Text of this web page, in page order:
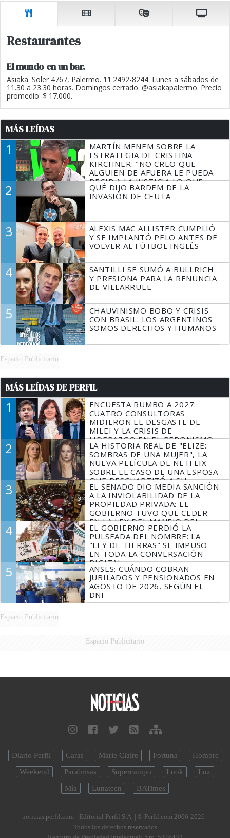
Restaurantes
El mundo en un bar.
Asiaka. Soler 4767, Palermo. 11.2492-8244. Lunes a sábados de
11.30 a 23.30 horas. Domingos cerrado. @asiakapalermo. Precio
promedio: $ 17.000.
MÁS LEÍDAS
1
MARTÍN MENEM SOBRE LA
ESTRATEGIA DE CRISTINA
KIRCHNER: "NO CREO QUE
ALGUIEN DE AFUERA LE PUEDA
DECIR A LA JUSTICIA LO QUE
TIENE QUE HACER"
2
QUÉ DIJO BARDEM DE LA
INVASIÓN DE CEUTA
3
ALEXIS MAC ALLISTER CUMPLIÓ
Y SE IMPLANTÓ PELO ANTES DE
VOLVER AL FÚTBOL INGLÉS
4
SANTILLI SE SUMÓ A BULLRICH
Y PRESIONA PARA LA RENUNCIA
DE VILLARRUEL
5
CHAUVINISMO BOBO Y CRISIS
CON BRASIL: LOS ARGENTINOS
SOMOS DERECHOS Y HUMANOS
Espacio Publicitario
MÁS LEÍDAS DE PERFIL
1
ENCUESTA RUMBO A 2027:
CUATRO CONSULTORAS
MIDIERON EL DESGASTE DE
MILEI Y LA CRISIS DE
LIDERAZGO EN EL PERONISMO
2
LA HISTORIA REAL DE "ELIZE:
SOMBRAS DE UNA MUJER", LA
NUEVA PELÍCULA DE NETFLIX
SOBRE EL CASO DE UNA ESPOSA
QUE DESCUARTIZÓ A SU
MARIDO
3
EL SENADO DIO MEDIA SANCIÓN
A LA INVIOLABILIDAD DE LA
PROPIEDAD PRIVADA: EL
GOBIERNO TUVO QUE CEDER
EN LA LEY DEL MANEJO DEL
FUEGO
4
EL GOBIERNO PERDIÓ LA
PULSEADA DEL NOMBRE: LA
"LEY DE TIERRAS" SE IMPUSO
EN TODA LA CONVERSACIÓN
DIGITAL
5
ANSES: CUÁNDO COBRAN
JUBILADOS Y PENSIONADOS EN
AGOSTO DE 2026, SEGÚN EL
DNI
Espacio Publicitario
Espacio Publicitario
Diario Perfil Caras Marie Claire Fortuna
Hombre
Weekend
Parabrisas Supercampo Look
Luz
Mía
Lunateen BATimes
noticias.perfil.com - Editorial Perfil S.A. | © Perfil.com 2006-2026 -
Todos los derechos reservados